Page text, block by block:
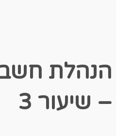
הנהלת
– שיעור 3